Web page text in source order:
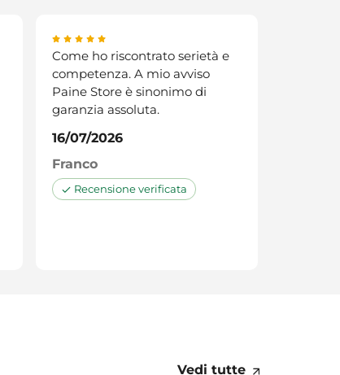
Come ho riscontrato serietà e
competenza. A mio avviso
Paine Store è sinonimo di
garanzia assoluta.
16/07/2026
Franco
Recensione verificata
Vedi tutte